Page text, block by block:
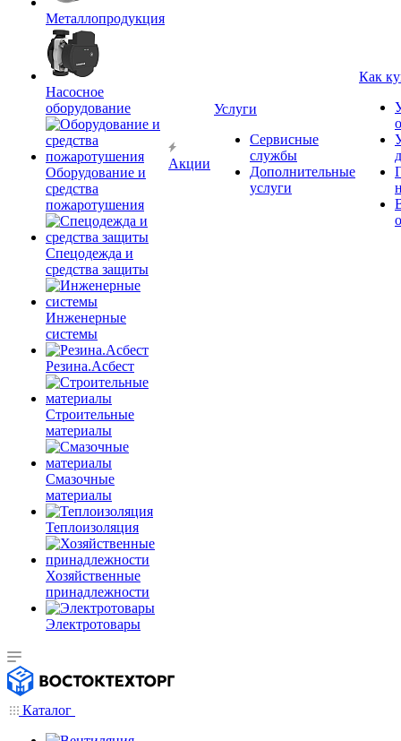
Металлопродукция
Насосное
оборудование
Оборудование и
средства
пожаротушения
Спецодежда и
средства защиты
Инженерные
системы
Резина.Асбест
Строительные
материалы
Смазочные
материалы
Теплоизоляция
Хозяйственные
принадлежности
Электротовары
Акции
Услуги
Сервисные
службы
Дополнительные
услуги
Как
Каталог